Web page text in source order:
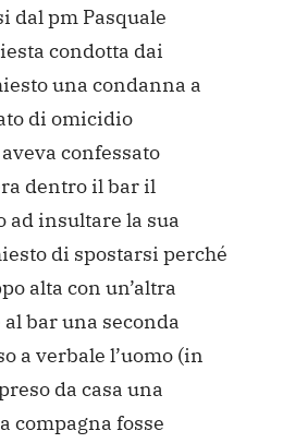
dal pm Pasquale
condotta dai
una condanna a
di omicidio
confessato
dentro il bar il
ad insultare la sua
di spostarsi perché
alta con un’altra
bar una seconda
a verbale l’uomo (in
da casa una
compagna fosse